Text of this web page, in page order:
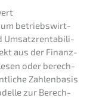
um betriebs­wirt­
Umsatz­ren­ta­bi­li­
aus der Finanz­
oder berech­
Zahlen­ba­sis
zur Berech­